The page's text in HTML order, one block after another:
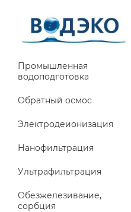
Промышленная
водоподготовка
Обратный осмос
Электродеионизация
Нанофильтрация
Ультрафильтрация
Обезжелезивание,
сорбция